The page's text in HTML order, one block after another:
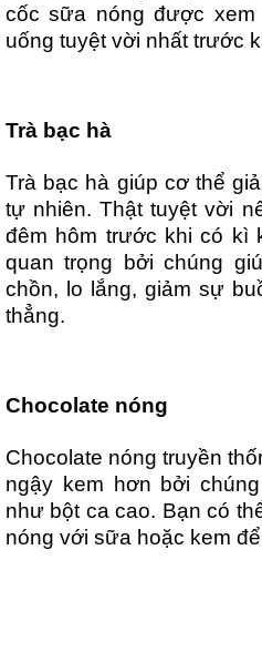
cốc sữa nóng được
uống tuyệt vời nhất trước
Trà bạc hà
Trà bạc hà giúp cơ thể
tự nhiên. Thật tuyệt vời
đêm hôm trước khi có kì
quan trọng bởi chúng
chồn, lo lắng, giảm sự
thẳng.
Chocolate nóng
Chocolate nóng truyền
ngậy kem hơn bởi
như bột ca cao. Bạn có
nóng với sữa hoặc kem